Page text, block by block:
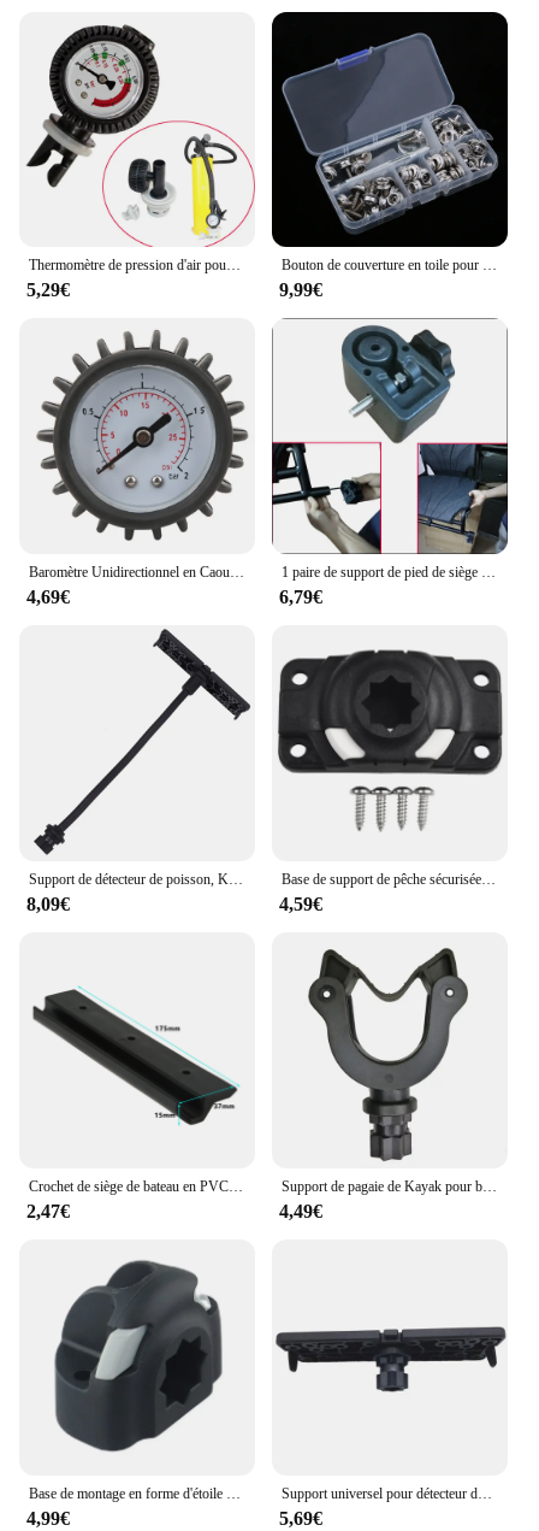
Thermomètre de pression d'air pour bateau gonflable, canoë, Kayak, testeur de pression SUP
5,29€
Bouton de couverture en toile pour bateau, yacht marin, fermeture à douille, jeu de vis à goujons, 15mm, 63 pièces
9,99€
Baromètre Unidirectionnel en Caoutchouc pour Bateau Gonflable, Outil de Mesure
4,69€
1 paire de support de pied de siège de Kayak, chaise de bateau de canoë, fixation sécurisée, support de vis de remplacement, accessoires de chaise de Kayak
6,79€
Support de détecteur de poisson, Kayak, pêche, bateau gonflable, accessoires, Support pour supports, stockage de Garage, Navigation, Pvc Marine
8,09€
Base de support de pêche sécurisée et polyvalente, adaptée aux détecteurs de poisson phosphorescent, supports de téléphone portable, bateau de kayak, le plus récent
4,59€
Crochet de siège de bateau en PVC Durable, support Anti-ultraviolet pour bateaux à rames gonflables, radeaux de canot en caoutchouc, accessoires de Yacht et de Kayak
2,47€
Support de pagaie de Kayak pour bateau gonflable à rames, Clip monté sur rails, support de poignée, adaptateur de prise de laisse SUP
4,49€
Base de montage en forme d'étoile pour canoë Kayak, Support de canne à pêche, 16 bases de montage durables pour bateau gonflable pour Support de canne à pêche
4,99€
Support universel pour détecteur de poissons, pour Kayak de bateau, pour GPS
5,69€